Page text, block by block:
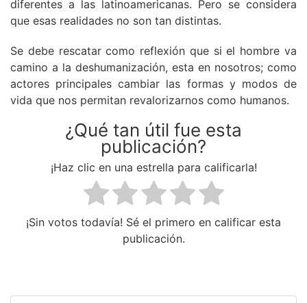
diferentes a las latinoamericanas. Pero se considera
que esas realidades no son tan distintas.
Se debe rescatar como reflexión que si el hombre va
camino a la deshumanización, esta en nosotros; como
actores principales cambiar las formas y modos de
vida que nos permitan revalorizarnos como humanos.
¿Qué tan útil fue esta
publicación?
¡Haz clic en una estrella para calificarla!
¡Sin votos todavía! Sé el primero en calificar esta
publicación.